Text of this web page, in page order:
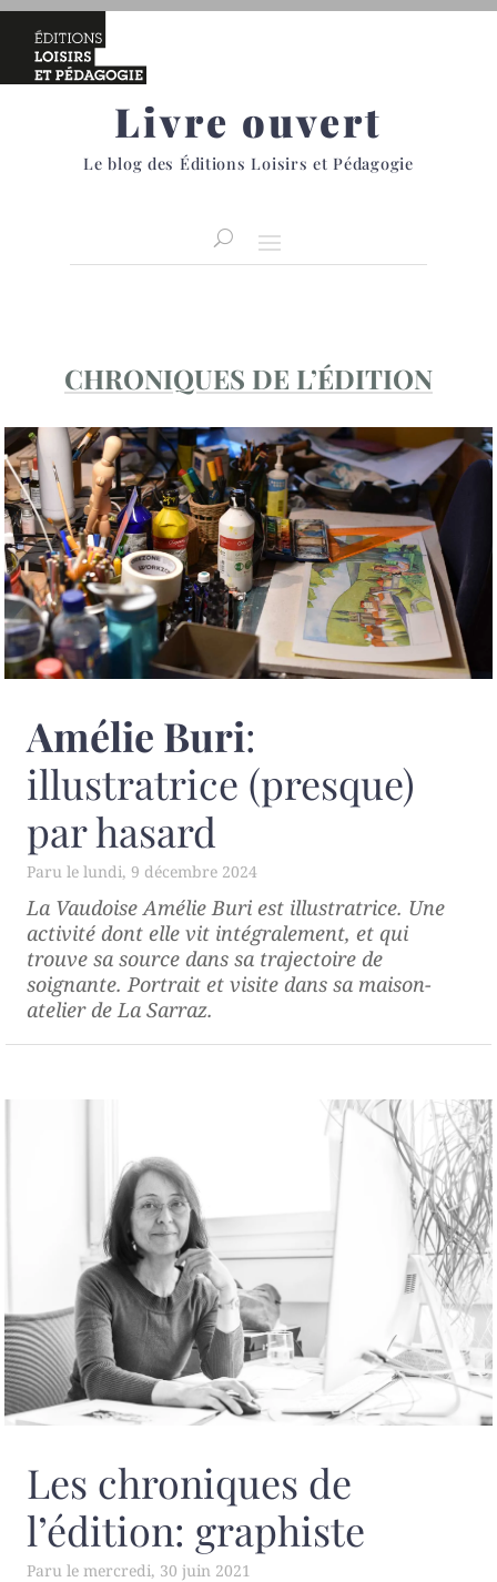
Livre ouvert
Le blog des Éditions Loisirs et Pédagogie
CHRONIQUES DE L’ÉDITION
Amélie Buri:
illustratrice (presque)
par hasard
lundi, 9 décembre 2024
La Vaudoise Amélie Buri est illustratrice. Une
activité dont elle vit intégralement, et qui
trouve sa source dans sa trajectoire de
soignante. Portrait et visite dans sa maison-
atelier de La Sarraz.
Les chroniques de
l’édition: graphiste
mercredi, 30 juin 2021